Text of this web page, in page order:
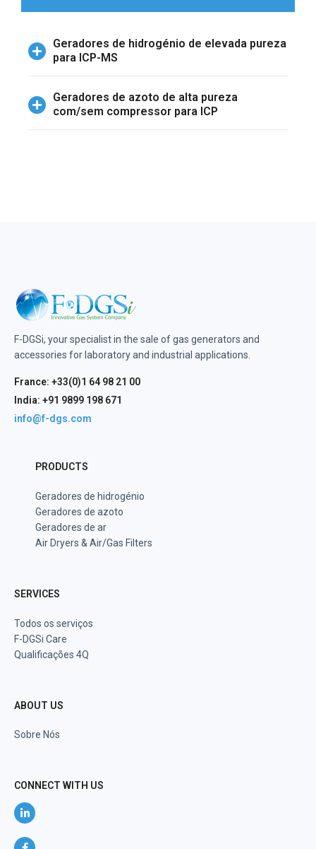
Geradores de hidrogénio de elevada pureza
para ICP-MS
Geradores de azoto de alta pureza
com/sem compressor para ICP
F-DGSi, your specialist in the sale of gas generators and
accessories for laboratory and industrial applications.
France: +33(0)1 64 98 21 00
India: +91 9899 198 671
info@f-dgs.com
PRODUCTS
Geradores de hidrogénio
Geradores de azoto
Geradores de ar
Air Dryers & Air/Gas Filters
SERVICES
Todos os serviços
F-DGSi Care
Qualificações 4Q
ABOUT US
Sobre Nós
CONNECT WITH US